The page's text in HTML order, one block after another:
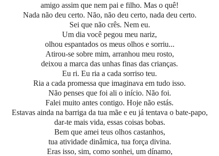
amigo assim que nem pai e filho. Mas o quê!
Nada não deu certo. Não, não deu certo, nada deu certo.
Sei que não crês. Nem eu.
Um dia você pegou meu nariz,
olhou espantados os meus olhos e sorriu...
Atirou-se sobre mim, arranhou meu rosto,
deixou a marca das unhas finas das crianças.
Eu ri. Eu ria a cada sorriso teu.
Ria a cada promessa que imaginava em tudo isso.
Não penses que foi ali o início. Não foi.
Falei muito antes contigo. Hoje não estás.
Estavas ainda na barriga da tua mãe e eu já tentava o bate-papo,
dar-te mais vida, essas coisas bobas.
Bem que amei teus olhos castanhos,
tua atividade dinâmica, tua força divina.
Eras isso, sim, como sonhei, um dínamo,